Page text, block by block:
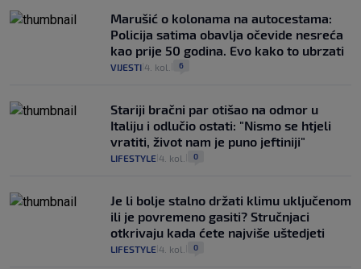
Marušić o kolonama na autocestama:
Policija satima obavlja očevide nesreća
kao prije 50 godina. Evo kako to ubrzati
VIJESTI 4. kol. 6
Stariji bračni par otišao na odmor u
Italiju i odlučio ostati: "Nismo se htjeli
vratiti, život nam je puno jeftiniji"
LIFESTYLE 4. kol. 0
Je li bolje stalno držati klimu uključenom
ili je povremeno gasiti? Stručnjaci
otkrivaju kada ćete najviše uštedjeti
LIFESTYLE 4. kol. 0